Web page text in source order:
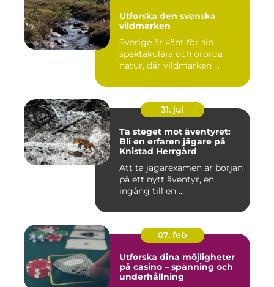
Utforska den svenska
vildmarken
Sverige är känt för sin
spektakulära och orörda
natur, där vildmarken ...
31. jul
Ta steget mot äventyret:
Bli en erfaren jägare på
Knistad Herrgård
Att ta jägarexamen är början
på ett nytt äventyr, en
ingång till en ...
07. feb
Utforska dina möjligheter
på casino – spänning och
underhållning